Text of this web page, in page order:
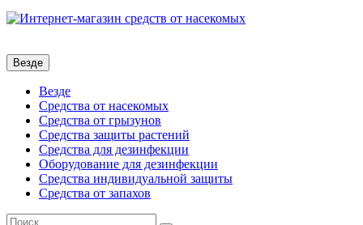
Везде
Везде
Средства от насекомых
Средства от грызунов
Средства защиты растений
Средства для дезинфекции
Оборудование для дезинфекции
Средства индивидуальной защиты
Средства от запахов